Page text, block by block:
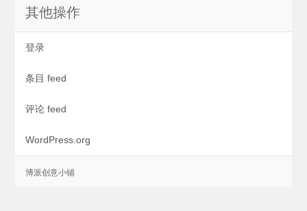
其他操作
登录
条目 feed
评论 feed
WordPress.org